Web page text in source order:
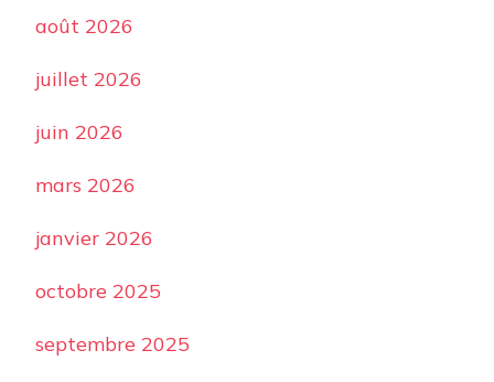
août 2026
juillet 2026
juin 2026
mars 2026
janvier 2026
octobre 2025
septembre 2025